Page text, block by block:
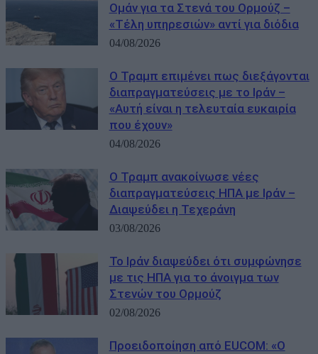
Ομάν για τα Στενά του Ορμούζ –
«Τέλη υπηρεσιών» αντί για διόδια
04/08/2026
Ο Τραμπ επιμένει πως διεξάγονται
διαπραγματεύσεις με το Ιράν –
«Αυτή είναι η τελευταία ευκαιρία
που έχουν»
04/08/2026
Ο Τραμπ ανακοίνωσε νέες
διαπραγματεύσεις ΗΠΑ με Ιράν –
Διαψεύδει η Τεχεράνη
03/08/2026
Το Ιράν διαψεύδει ότι συμφώνησε
με τις ΗΠΑ για το άνοιγμα των
Στενών του Ορμούζ
02/08/2026
Προειδοποίηση από EUCOM: «Ο